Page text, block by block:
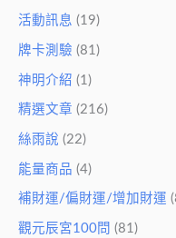
活動訊息 (19)
牌卡測驗 (81)
神明介紹 (1)
精選文章 (216)
絲雨說 (22)
能量商品 (4)
補財運/偏財運/增加財運
觀元辰宮100問 (81)